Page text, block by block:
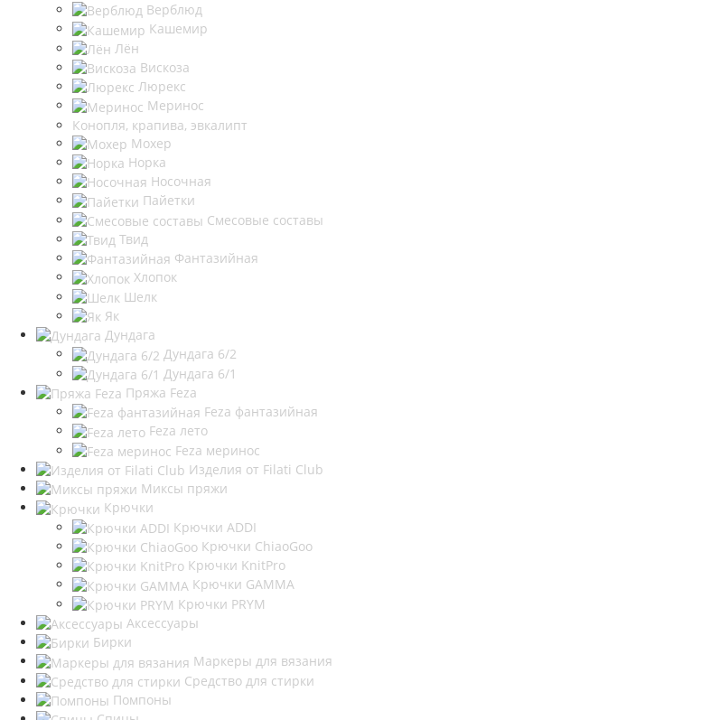
Верблюд
Кашемир
Лён
Вискоза
Люрекс
Меринос
Конопля, крапива, эвкалипт
Мохер
Норка
Носочная
Пайетки
Смесовые составы
Твид
Фантазийная
Хлопок
Шелк
Як
Дундага
Дундага 6/2
Дундага 6/1
Пряжа Feza
Feza фантазийная
Feza лето
Feza меринос
Изделия от Filati Club
Миксы пряжи
Крючки
Крючки ADDI
Крючки ChiaoGoo
Крючки KnitPro
Крючки GAMMA
Крючки PRYM
Аксессуары
Бирки
Маркеры для вязания
Средство для стирки
Помпоны